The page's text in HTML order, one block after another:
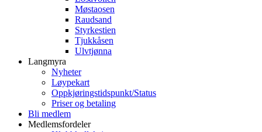
Møstaosen
Raudsand
Styrkestien
Tjukkåsen
Ulvtjønna
Langmyra
Nyheter
Løypekart
Oppkjøringstidspunkt/Status
Priser og betaling
Bli medlem
Medlemsfordeler